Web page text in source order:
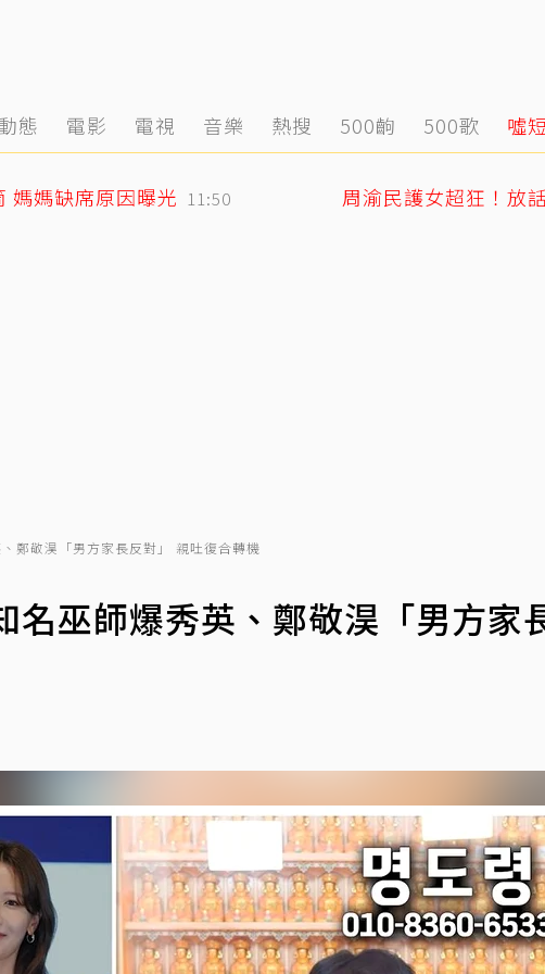
態 電影 電視 音樂 熱搜 500齣 500歌 噓
媽媽缺席原因曝光 11:50 周渝民護女超狂！放
鄭敬淏「男方家長反對」 親吐復合轉機
名巫師爆秀英、鄭敬淏「男方家